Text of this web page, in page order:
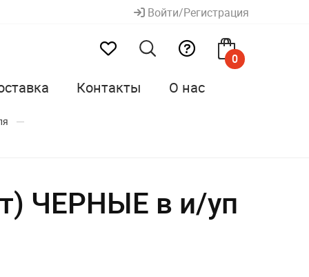
Войти/Регистрация
0
Контакты О нас
ЧЕРНЫЕ в и/уп